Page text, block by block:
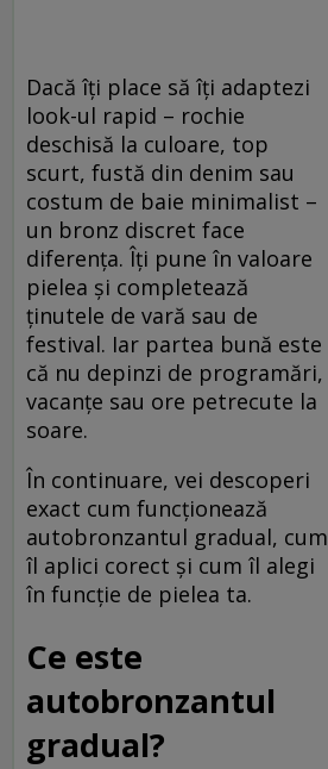
Dacă îți place să îți adaptezi
look-ul rapid – rochie
deschisă la culoare, top
scurt, fustă din denim sau
costum de baie minimalist –
un bronz discret face
diferența. Îți pune în valoare
pielea și completează
ținutele de vară sau de
festival. Iar partea bună este
că nu depinzi de programări,
vacanțe sau ore petrecute la
soare.
În continuare, vei descoperi
exact cum funcționează
autobronzantul gradual, cum
îl aplici corect și cum îl alegi
în funcție de pielea ta.
Ce este
autobronzantul
gradual?